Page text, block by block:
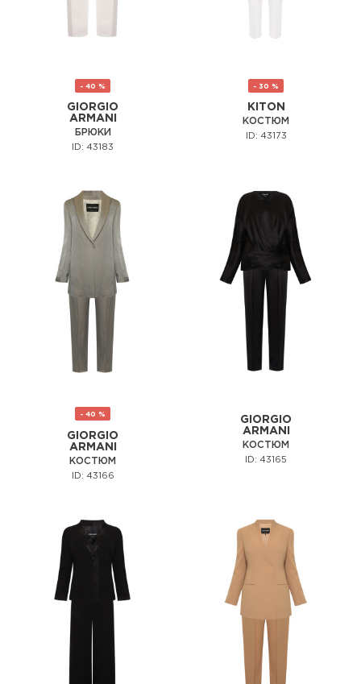
- 40 %
GIORGIO
ARMANI
БРЮКИ
ID: 43183
- 30 %
KITON
КОСТЮМ
ID: 43173
- 40 %
GIORGIO
ARMANI
КОСТЮМ
ID: 43166
GIORGIO
ARMANI
КОСТЮМ
ID: 43165